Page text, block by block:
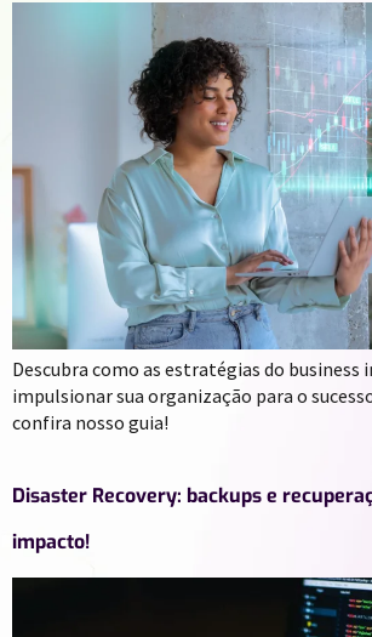
Descubra como as estratégias do
impulsionar sua organização para o
confira nosso guia!
Disaster Recovery: backups e
impacto!